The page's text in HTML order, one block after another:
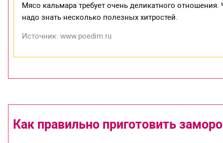
Мясо кальмара требует очень деликатного
надо знать несколько полезных хитростей.
Источник: www.poedim.ru
Как правильно приготовить